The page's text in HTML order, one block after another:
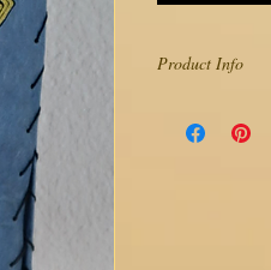
Product Info
Lampenschirm
Leicht Sehr
Dieses